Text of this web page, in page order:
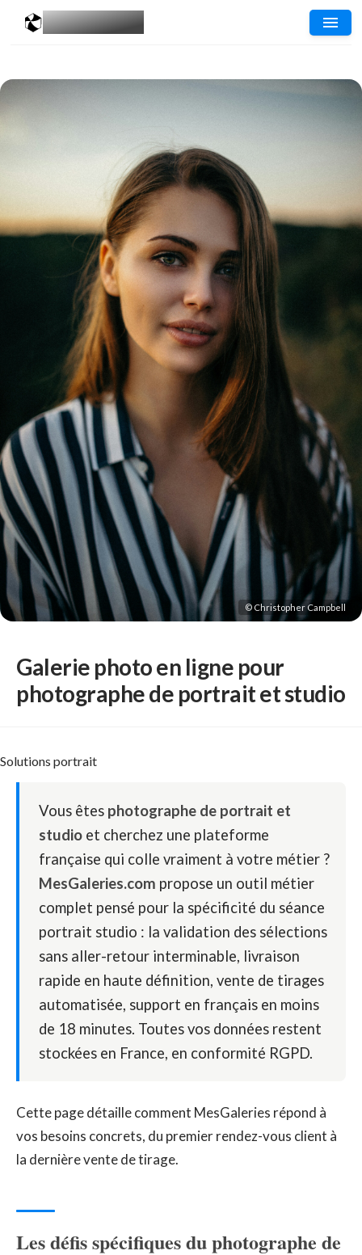
MESGALERIES
© Christopher Campbell
Galerie photo en ligne pour
photographe de portrait et studio
Solutions portrait
Vous êtes photographe de portrait et
studio et cherchez une plateforme
française qui colle vraiment à votre métier ?
MesGaleries.com propose un outil métier
complet pensé pour la spécificité du séance
portrait studio : la validation des sélections
sans aller-retour interminable, livraison
rapide en haute définition, vente de tirages
automatisée, support en français en moins
de 18 minutes. Toutes vos données restent
stockées en France, en conformité RGPD.
Cette page détaille comment MesGaleries répond à
vos besoins concrets, du premier rendez-vous client à
la dernière vente de tirage.
Les défis spécifiques du photographe de